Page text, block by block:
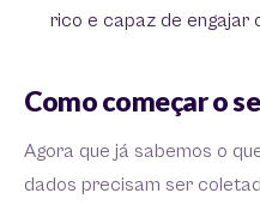
rico e capaz de engajar
Como começar o
Agora que já sabemos o
dados precisam ser